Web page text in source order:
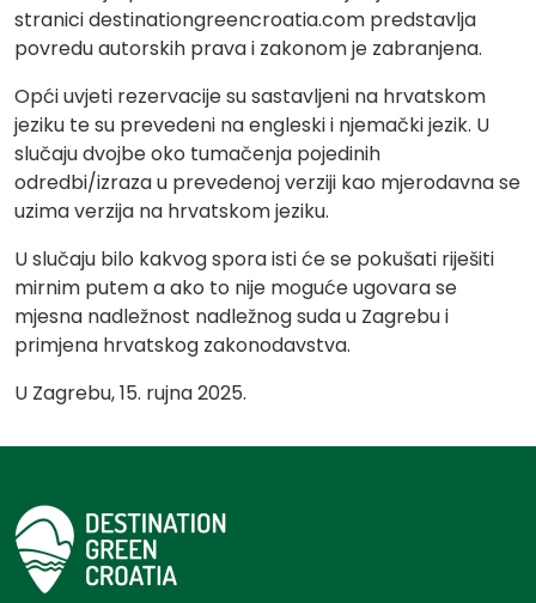
stranici destinationgreencroatia.com predstavlja
povredu autorskih prava i zakonom je zabranjena.
Opći uvjeti rezervacije su sastavljeni na hrvatskom
jeziku te su prevedeni na engleski i njemački jezik. U
slučaju dvojbe oko tumačenja pojedinih
odredbi/izraza u prevedenoj verziji kao mjerodavna se
uzima verzija na hrvatskom jeziku.
U slučaju bilo kakvog spora isti će se pokušati riješiti
mirnim putem a ako to nije moguće ugovara se
mjesna nadležnost nadležnog suda u Zagrebu i
primjena hrvatskog zakonodavstva.
U Zagrebu, 15. rujna 2025.